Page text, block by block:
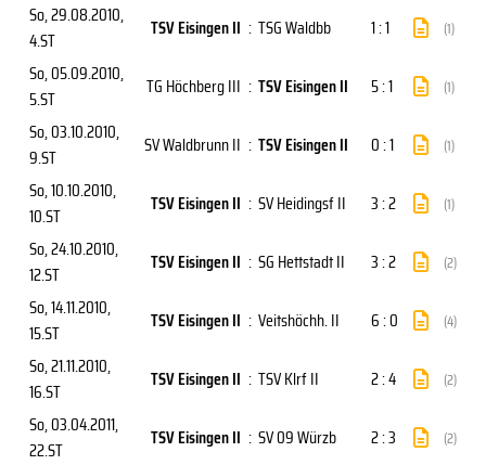
So, 29.08.2010,
4.ST
TSV Eisingen II : TSG Waldbb 1 : 1 (1)
So, 05.09.2010,
5.ST
TG Höchberg III : TSV Eisingen II 5 : 1 (1)
So, 03.10.2010,
9.ST
SV Waldbrunn II : TSV Eisingen II 0 : 1 (1)
So, 10.10.2010,
10.ST
TSV Eisingen II : SV Heidingsf II 3 : 2 (1)
So, 24.10.2010,
12.ST
TSV Eisingen II : SG Hettstadt II 3 : 2 (2)
So, 14.11.2010,
15.ST
TSV Eisingen II : Veitshöchh. II 6 : 0 (4)
So, 21.11.2010,
16.ST
TSV Eisingen II : TSV Klrf II 2 : 4 (2)
So, 03.04.2011,
22.ST
TSV Eisingen II : SV 09 Würzb 2 : 3 (2)